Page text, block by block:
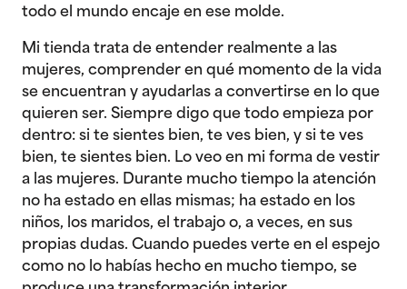
todo el mundo encaje en ese molde.
Mi tienda trata de entender realmente a las
mujeres, comprender en qué momento de la vida
se encuentran y ayudarlas a convertirse en lo que
quieren ser. Siempre digo que todo empieza por
dentro: si te sientes bien, te ves bien, y si te ves
bien, te sientes bien. Lo veo en mi forma de vestir
a las mujeres. Durante mucho tiempo la atención
no ha estado en ellas mismas; ha estado en los
niños, los maridos, el trabajo o, a veces, en sus
propias dudas. Cuando puedes verte en el espejo
como no lo habías hecho en mucho tiempo, se